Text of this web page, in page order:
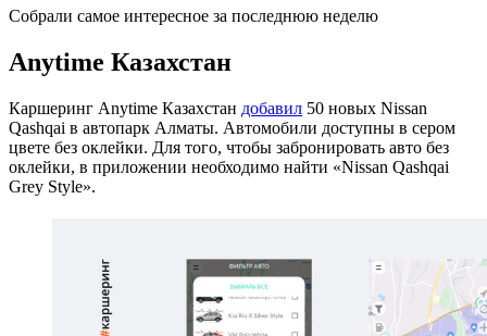
Собрали самое интересное за последнюю неделю
Anytime Казахстан
Каршеринг Anytime Казахстан добавил 50 новых Nissan
Qashqai в автопарк Алматы. Автомобили доступны в сером
цвете без оклейки. Для того, чтобы забронировать авто без
оклейки, в приложении необходимо найти «Nissan Qashqai
Grey Style».